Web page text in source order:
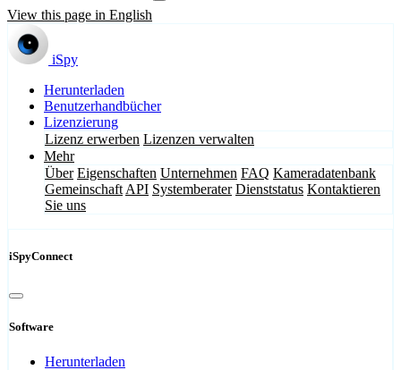
View this page in English
iSpy
Herunterladen
Benutzerhandbücher
Lizenzierung
Lizenz erwerben Lizenzen verwalten
Mehr
Über Eigenschaften Unternehmen FAQ Kameradatenbank
Gemeinschaft API Systemberater Dienststatus Kontaktieren
Sie uns
iSpyConnect
Software
Herunterladen